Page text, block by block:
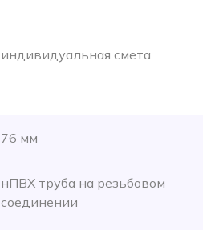
индивидуальная смета
76 мм
нПВХ труба на резьбовом
соединении